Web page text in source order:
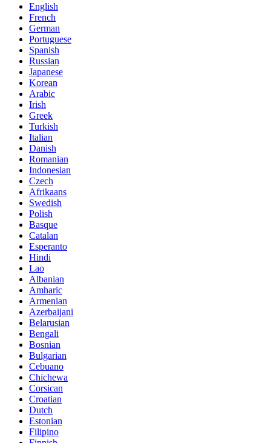
English
French
German
Portuguese
Spanish
Russian
Japanese
Korean
Arabic
Irish
Greek
Turkish
Italian
Danish
Romanian
Indonesian
Czech
Afrikaans
Swedish
Polish
Basque
Catalan
Esperanto
Hindi
Lao
Albanian
Amharic
Armenian
Azerbaijani
Belarusian
Bengali
Bosnian
Bulgarian
Cebuano
Chichewa
Corsican
Croatian
Dutch
Estonian
Filipino